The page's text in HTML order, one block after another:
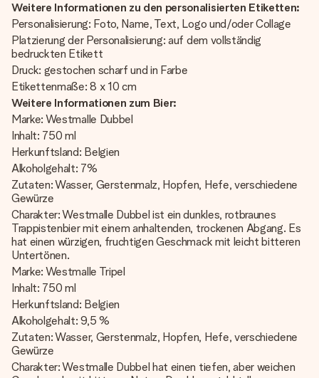
Weitere Informationen zu den personalisierten Etiketten:
Personalisierung: Foto, Name, Text, Logo und/oder Collage
Platzierung der Personalisierung: auf dem vollständig
bedruckten Etikett
Druck: gestochen scharf und in Farbe
Etikettenmaße: 8 x 10 cm
Weitere Informationen zum Bier:
Marke: Westmalle Dubbel
Inhalt: 750 ml
Herkunftsland: Belgien
Alkoholgehalt: 7%
Zutaten: Wasser, Gerstenmalz, Hopfen, Hefe, verschiedene
Gewürze
Charakter: Westmalle Dubbel ist ein dunkles, rotbraunes
Trappistenbier mit einem anhaltenden, trockenen Abgang. Es
hat einen würzigen, fruchtigen Geschmack mit leicht bitteren
Untertönen.
Marke: Westmalle Tripel
Inhalt: 750 ml
Herkunftsland: Belgien
Alkoholgehalt: 9,5 %
Zutaten: Wasser, Gerstenmalz, Hopfen, Hefe, verschiedene
Gewürze
Charakter: Westmalle Dubbel hat einen tiefen, aber weichen